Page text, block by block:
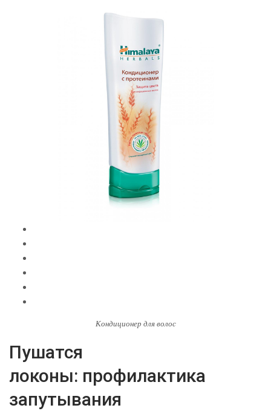
Кондиционер для волос
Пушатся
локоны: профилактика
запутывания